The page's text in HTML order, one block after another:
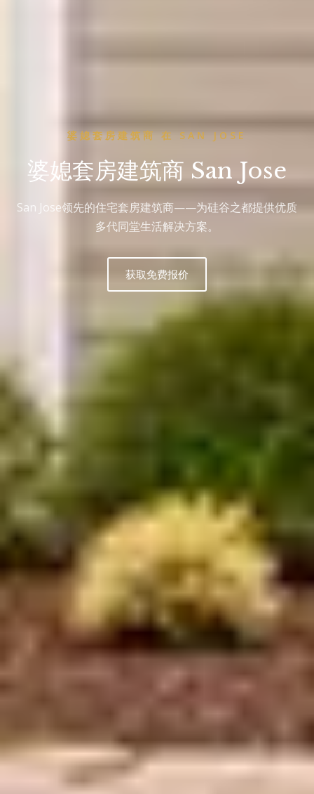
婆媳套房建筑商 在 SAN JOSE
婆媳套房建筑商 San Jose
San Jose领先的住宅套房建筑商——为硅谷之都提供优质
多代同堂生活解决方案。
获取免费报价